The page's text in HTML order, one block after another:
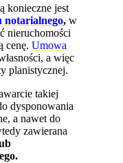
konieczne jest
notarialnego, w
nieruchomości
cenę.Umowa
a więc
planistycznej.
takiej
dysponowania
a nawet do
zawierana